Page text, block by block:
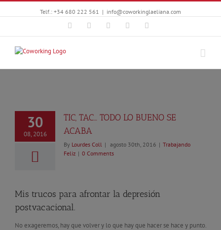
Telf.: +34 680 222 561 | info@coworkinglaeliana.com
FacebookTwitterYouTubeInstagramGoogle+
30
08, 2016
TIC, TAC… TODO LO BUENO SE
ACABA
By Lourdes Coll | agosto 30th, 2016 | Trabajando
Feliz | 0 Comments
Mis trucos para afrontar la depresión
postvacacional.
No exageremos, hay que volver y lo que hay que hacer se hace y punto.